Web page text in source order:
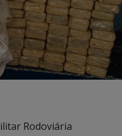
Rodoviária